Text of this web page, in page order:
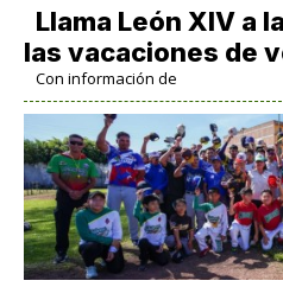
Llama León XIV a
las vacaciones de
Con información de